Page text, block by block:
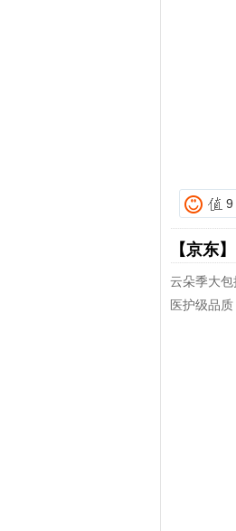
9
【京东】
云朵季大
医护级品